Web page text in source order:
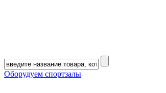
Оборудуем спортзалы